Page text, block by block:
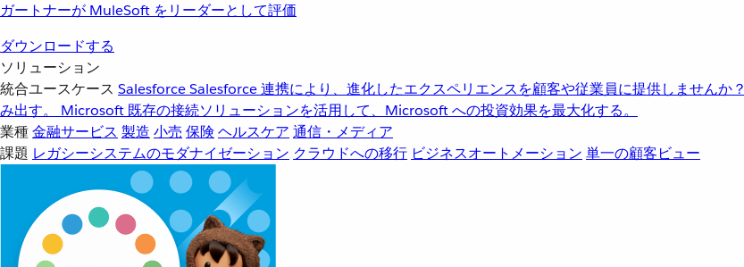
ガートナーが MuleSoft をリーダーとして評価
ダウンロードする
ソリューション
統合ユースケース SalesforceSalesforce 連携により、進化したエクスペリエンスを顧客や従業員に提供しませんか？
み出す。
Microsoft 既存の接続ソリューションを活用して、Microsoft への投資効果を最大化する。
業種金融サービス 製造 小売 保険 ヘルスケア 通信・メディア
課題 レガシーシステムのモダナイゼーション クラウドへの移行 ビジネスオートメーション 単一の顧客ビュー